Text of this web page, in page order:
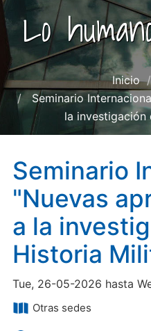
Lo
Inicio
Seminario
la investigación
Seminario
"Nuevas
a la
Historia
Tue, 26-05-2026 hasta
Otras sedes